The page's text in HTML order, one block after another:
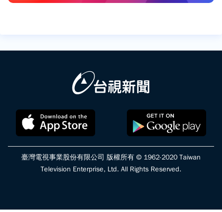
臺灣電視事業股份有限公司 版權所有 © 1962-2020 Taiwan
Television Enterprise, Ltd. All Rights Reserved.